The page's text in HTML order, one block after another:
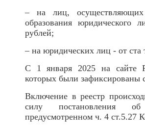
– на лиц, осуществляющих
образования юридического
рублей;
– на юридических лиц - от ста
С 1 января 2025 на сайте
которых были зафиксированы
Включение в реестр
силу постановления об
предусмотренном ч. 4